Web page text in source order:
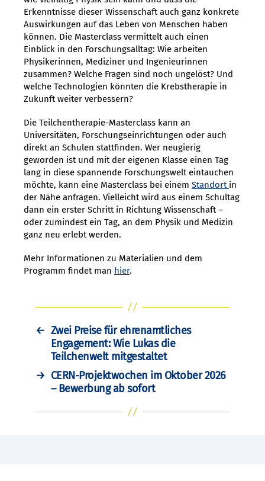
Erkenntnisse dieser Wissenschaft auch ganz konkrete
Auswirkungen auf das Leben von Menschen haben
können. Die Masterclass vermittelt auch einen
Einblick in den Forschungsalltag: Wie arbeiten
Physikerinnen, Mediziner und Ingenieurinnen
zusammen? Welche Fragen sind noch ungelöst? Und
welche Technologien könnten die Krebstherapie in
Zukunft weiter verbessern?
Die Teilchentherapie-Masterclass kann an
Universitäten, Forschungseinrichtungen oder auch
direkt an Schulen stattfinden. Wer neugierig
geworden ist und mit der eigenen Klasse einen Tag
lang in diese spannende Forschungswelt eintauchen
möchte, kann eine Masterclass bei einem Standort in
der Nähe anfragen. Vielleicht wird aus einem Schultag
dann ein erster Schritt in Richtung Wissenschaft –
oder zumindest ein Tag, an dem Physik und Medizin
ganz neu erlebt werden.
Mehr Informationen zu Materialien und dem
Programm findet man hier.
← Zwei Preise für ehrenamtliches
Engagement: Wie Lukas die
Teilchenwelt mitgestaltet
→ CERN-Projektwochen im Oktober 2026
– Bewerbung ab sofort